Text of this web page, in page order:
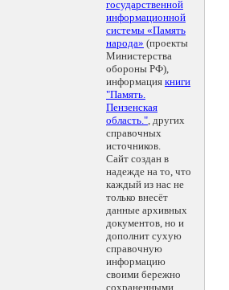
государственной
информационной
системы «Память
народа» (проекты
Министерства
обороны РФ),
информация книги
"Память.
Пензенская
область.", других
справочных
источников.
Сайт создан в
надежде на то, что
каждый из нас не
только внесёт
данные архивных
документов, но и
дополнит сухую
справочную
информацию
своими бережно
сохраненными